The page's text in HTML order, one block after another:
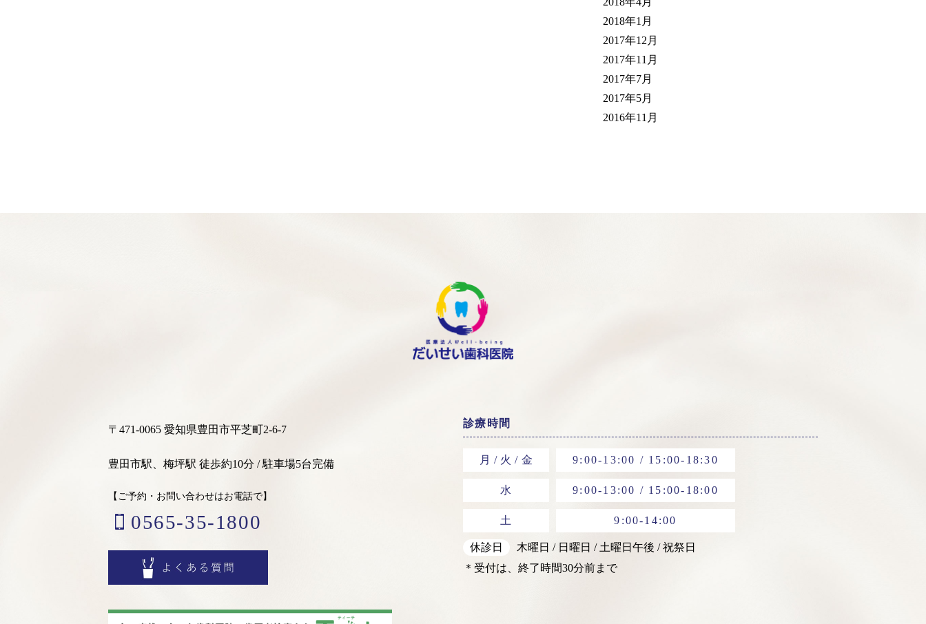
2018年1月
2017年12月
2017年11月
2017年7月
2017年5月
2016年11月
〒471-0065 愛知県豊田市平芝町2-6-7
豊田市駅、梅坪駅 徒歩約10分 / 駐車場5台完備
【ご予約・お問い合わせはお電話で】
0565-35-1800
診療時間
月 / 火 / 金 9:00-13:00 / 15:00-18:30
水 9:00-13:00 / 15:00-18:00
土 9:00-14:00
休診日
木曜日 / 日曜日 / 土曜日午後 / 祝祭日
＊受付は、終了時間30分前まで